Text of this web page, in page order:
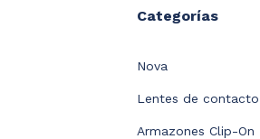
Categorías
Nova
Lentes de contacto
Armazones Clip-On